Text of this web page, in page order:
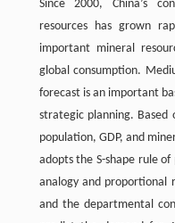
Since 2000, China’s
resources has grown
important mineral
global consumption.
forecast is an important
strategic planning. Based
population, GDP, and
adopts the S-shape rule
analogy and proportional
and the departmental